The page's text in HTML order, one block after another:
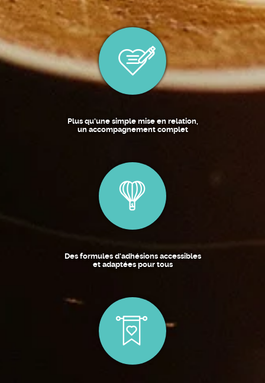
Plus qu'une simple mise en relation,
un accompagnement complet
Des formules d'adhésions accessibles
et adaptées pour tous